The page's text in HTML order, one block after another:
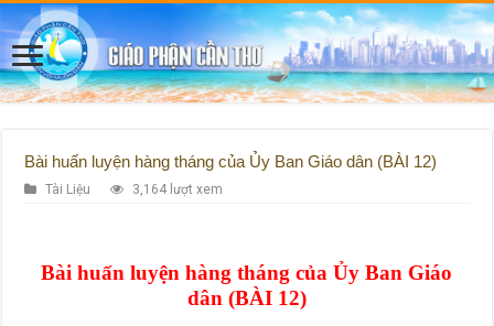
Bài huấn luyện hàng tháng của Ủy Ban Giáo dân (BÀI 12)
Tài Liệu 3,164 lượt xem
Bài huấn luyện hàng tháng của Ủy Ban Giáo
dân (BÀI 12)